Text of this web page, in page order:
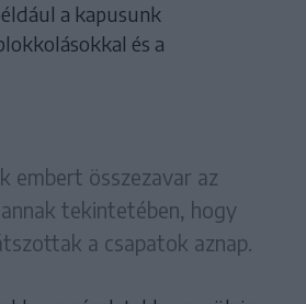
a kapusunk
és a
embert összezavar az
tekintetében, hogy
a csapatok aznap.